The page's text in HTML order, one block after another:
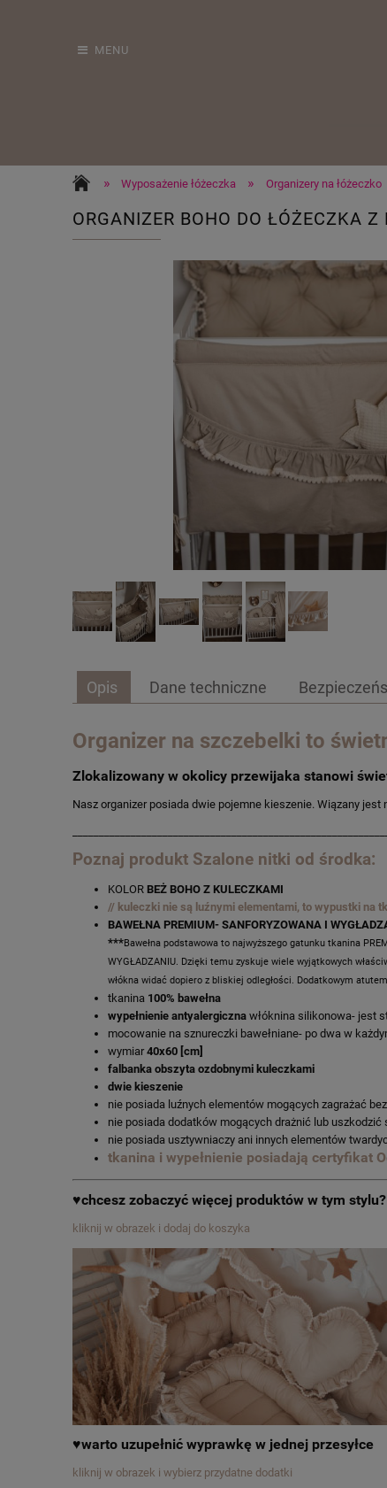
MENU
» Wyposażenie łóżeczka » Organizery na łóżeczko
ORGANIZER BOHO DO ŁÓŻECZKA
Opis Dane techniczne
Organizer na szczebelki to
Zlokalizowany w okolicy przewijaka stanowi
Nasz organizer posiada dwie pojemne kieszenie. Wiązany
Poznaj produkt Szalone nitki od środka:
KOLOR BEŻ BOHO Z KULECZKAMI
// kuleczki nie są luźnymi elementami, to wypustki na
BAWEŁNA PREMIUM- SANFORYZOWANA I
***Bawełna podstawowa to najwyższego gatunku tkanina
WYGŁADZANIU. Dzięki temu zyskuje wiele wyjątkowych
włókna widać dopiero z bliskiej odległości. Dodatkowym
tkanina 100% bawełna
wypełnienie antyalergiczna włóknina silikonowa- jest
mocowanie na sznureczki bawełniane- po dwa w
wymiar 40x60 [cm]
falbanka obszyta ozdobnymi kuleczkami
dwie kieszenie
nie posiada luźnych elementów mogących zagrażać
nie posiada dodatków mogących drażnić lub uszkodzić
nie posiada usztywniaczy ani innych elementów
tkanina i wypełnienie posiadają certyfikat
♥chcesz zobaczyć więcej produktów w tym stylu?
kliknij w obrazek i dodaj do koszyka
♥warto uzupełnić wyprawkę w jednej przesyłce
kliknij w obrazek i wybierz przydatne dodatki